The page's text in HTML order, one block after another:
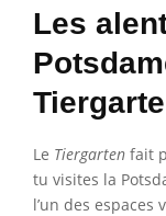
Les
Le Tiergarten fait
tu visites la
l’un des